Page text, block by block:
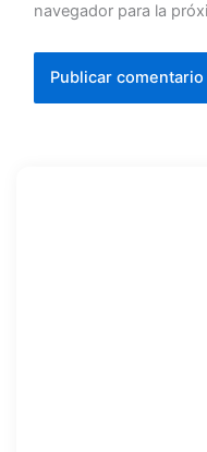
navegador para la